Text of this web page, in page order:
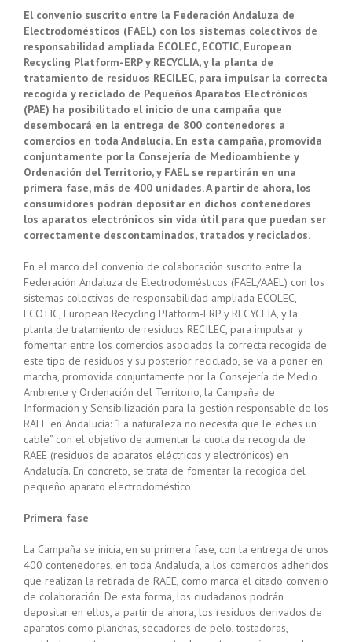
El convenio suscrito entre la Federación Andaluza de
Electrodomésticos (FAEL) con los sistemas colectivos de
responsabilidad ampliada ECOLEC, ECOTIC, European
Recycling Platform-ERP y RECYCLIA, y la planta de
tratamiento de residuos RECILEC, para impulsar la correcta
recogida y reciclado de Pequeños Aparatos Electrónicos
(PAE) ha posibilitado el inicio de una campaña que
desembocará en la entrega de 800 contenedores a
comercios en toda Andalucía. En esta campaña, promovida
conjuntamente por la Consejería de Medioambiente y
Ordenación del Territorio, y FAEL se repartirán en una
primera fase, más de 400 unidades. A partir de ahora, los
consumidores podrán depositar en dichos contenedores
los aparatos electrónicos sin vida útil para que puedan ser
correctamente descontaminados, tratados y reciclados.
En el marco del convenio de colaboración suscrito entre la
Federación Andaluza de Electrodomésticos (FAEL/AAEL) con los
sistemas colectivos de responsabilidad ampliada ECOLEC,
ECOTIC, European Recycling Platform-ERP y RECYCLIA, y la
planta de tratamiento de residuos RECILEC, para impulsar y
fomentar entre los comercios asociados la correcta recogida de
este tipo de residuos y su posterior reciclado, se va a poner en
marcha, promovida conjuntamente por la Consejería de Medio
Ambiente y Ordenación del Territorio, la Campaña de
Información y Sensibilización para la gestión responsable de los
RAEE en Andalucía: “La naturaleza no necesita que le eches un
cable” con el objetivo de aumentar la cuota de recogida de
RAEE (residuos de aparatos eléctricos y electrónicos) en
Andalucía. En concreto, se trata de fomentar la recogida del
pequeño aparato electrodoméstico.
Primera fase
La Campaña se inicia, en su primera fase, con la entrega de unos
400 contenedores, en toda Andalucía, a los comercios adheridos
que realizan la retirada de RAEE, como marca el citado convenio
de colaboración. De esta forma, los ciudadanos podrán
depositar en ellos, a partir de ahora, los residuos derivados de
aparatos como planchas, secadores de pelo, tostadoras,